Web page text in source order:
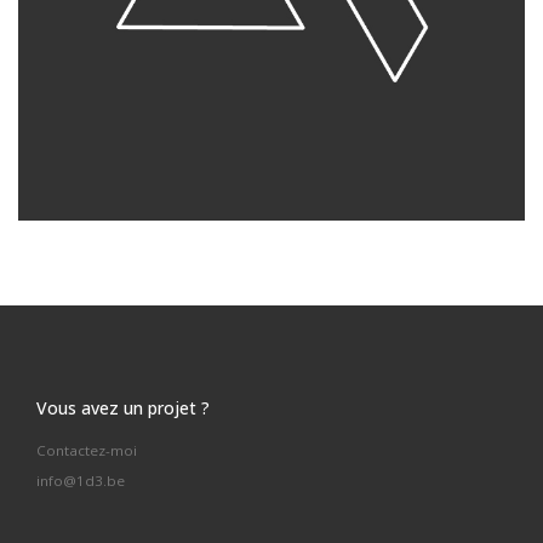
Vous avez un projet ?
Contactez-moi
info@1d3.be